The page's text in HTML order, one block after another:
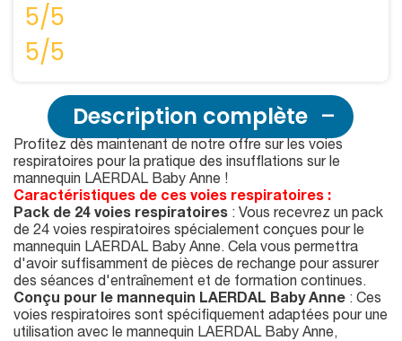
5/5
5/5
Description complète
Profitez dès maintenant de notre offre sur les voies
respiratoires pour la pratique des insufflations sur le
mannequin LAERDAL Baby Anne !
Caractéristiques de ces voies respiratoires :
Pack de 24 voies respiratoires : Vous recevrez un pack
de 24 voies respiratoires spécialement conçues pour le
mannequin LAERDAL Baby Anne. Cela vous permettra
d'avoir suffisamment de pièces de rechange pour assurer
des séances d'entraînement et de formation continues.
Conçu pour le mannequin LAERDAL Baby Anne : Ces
voies respiratoires sont spécifiquement adaptées pour une
utilisation avec le mannequin LAERDAL Baby Anne,